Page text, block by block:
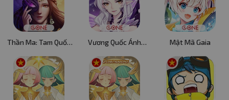
Thần Ma: Tam Quốc
Vương Quốc Ánh
Mật Mã Gaia